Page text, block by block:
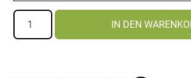
Waldhonig
Tanne
IN DEN